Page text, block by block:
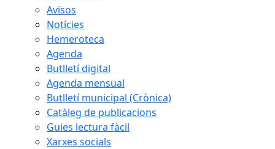
Avisos
Notícies
Hemeroteca
Agenda
Butlletí digital
Agenda mensual
Butlletí municipal (Crònica)
Catàleg de publicacions
Guies lectura fàcil
Xarxes socials